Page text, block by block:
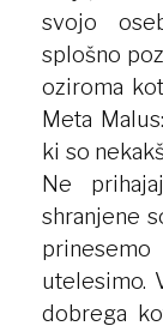
svojo
splošno
oziroma
Meta
ki so
Ne
shranjene
utelesimo.
dobrega